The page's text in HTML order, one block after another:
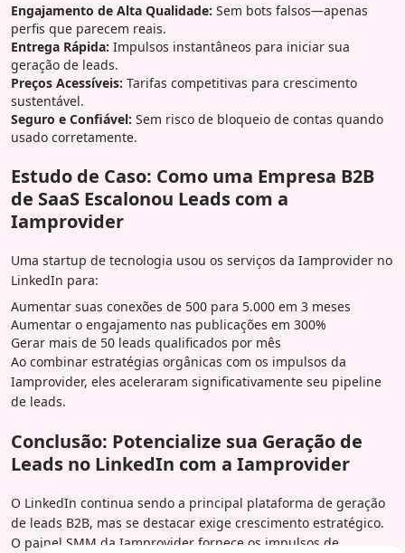
Engajamento de Alta Qualidade: Sem bots falsos—apenas
perfis que parecem reais.
Entrega Rápida: Impulsos instantâneos para iniciar sua
geração de leads.
Preços Acessíveis: Tarifas competitivas para crescimento
sustentável.
Seguro e Confiável: Sem risco de bloqueio de contas quando
usado corretamente.
Estudo de Caso: Como uma Empresa B2B
de SaaS Escalonou Leads com a
Iamprovider
Uma startup de tecnologia usou os serviços da Iamprovider no
LinkedIn para:
Aumentar suas conexões de 500 para 5.000 em 3 meses
Aumentar o engajamento nas publicações em 300%
Gerar mais de 50 leads qualificados por mês
Ao combinar estratégias orgânicas com os impulsos da
Iamprovider, eles aceleraram significativamente seu pipeline
de leads.
Conclusão: Potencialize sua Geração de
Leads no LinkedIn com a Iamprovider
O LinkedIn continua sendo a principal plataforma de geração
de leads B2B, mas se destacar exige crescimento estratégico.
O painel SMM da Iamprovider fornece os impulsos de